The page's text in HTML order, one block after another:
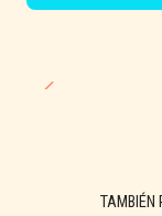
TAMBIÉN